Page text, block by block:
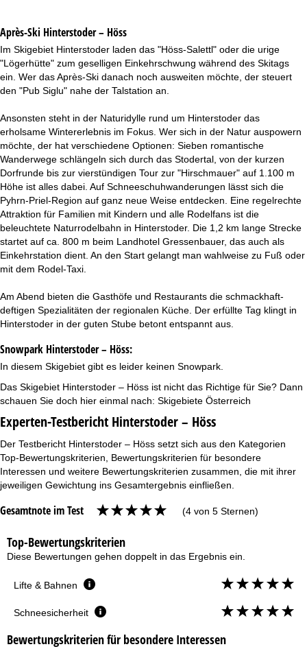
Après-Ski Hinterstoder – Höss
Im Skigebiet Hinterstoder laden das "Höss-Salettl" oder die urige
"Lögerhütte" zum geselligen Einkehrschwung während des Skitags
ein. Wer das Après-Ski danach noch ausweiten möchte, der steuert
den "Pub Siglu" nahe der Talstation an.
Ansonsten steht in der Naturidylle rund um Hinterstoder das
erholsame Wintererlebnis im Fokus. Wer sich in der Natur auspowern
möchte, der hat verschiedene Optionen: Sieben romantische
Wanderwege schlängeln sich durch das Stodertal, von der kurzen
Dorfrunde bis zur vierstündigen Tour zur "Hirschmauer" auf 1.100 m
Höhe ist alles dabei. Auf Schneeschuhwanderungen lässt sich die
Pyhrn-Priel-Region auf ganz neue Weise entdecken. Eine regelrechte
Attraktion für Familien mit Kindern und alle Rodelfans ist die
beleuchtete Naturrodelbahn in Hinterstoder. Die 1,2 km lange Strecke
startet auf ca. 800 m beim Landhotel Gressenbauer, das auch als
Einkehrstation dient. An den Start gelangt man wahlweise zu Fuß oder
mit dem Rodel-Taxi.
Am Abend bieten die Gasthöfe und Restaurants die schmackhaft-
deftigen Spezialitäten der regionalen Küche. Der erfüllte Tag klingt in
Hinterstoder in der guten Stube betont entspannt aus.
Snowpark Hinterstoder – Höss:
In diesem Skigebiet gibt es leider keinen Snowpark.
Das Skigebiet Hinterstoder – Höss ist nicht das Richtige für Sie? Dann
schauen Sie doch hier einmal nach: Skigebiete Österreich
Experten-Testbericht Hinterstoder – Höss
Der Testbericht Hinterstoder – Höss setzt sich aus den Kategorien
Top-Bewertungskriterien, Bewertungskriterien für besondere
Interessen und weitere Bewertungskriterien zusammen, die mit ihrer
jeweiligen Gewichtung ins Gesamtergebnis einfließen.
Gesamtnote im Test (4 von 5 Sternen)
Top-Bewertungskriterien
Diese Bewertungen gehen doppelt in das Ergebnis ein.
Lifte & Bahnen
Schneesicherheit
Bewertungskriterien für besondere Interessen